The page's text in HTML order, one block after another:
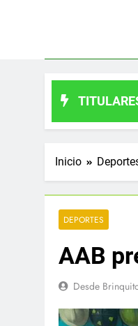
Inicio
DEPORTES
AAB
Desde